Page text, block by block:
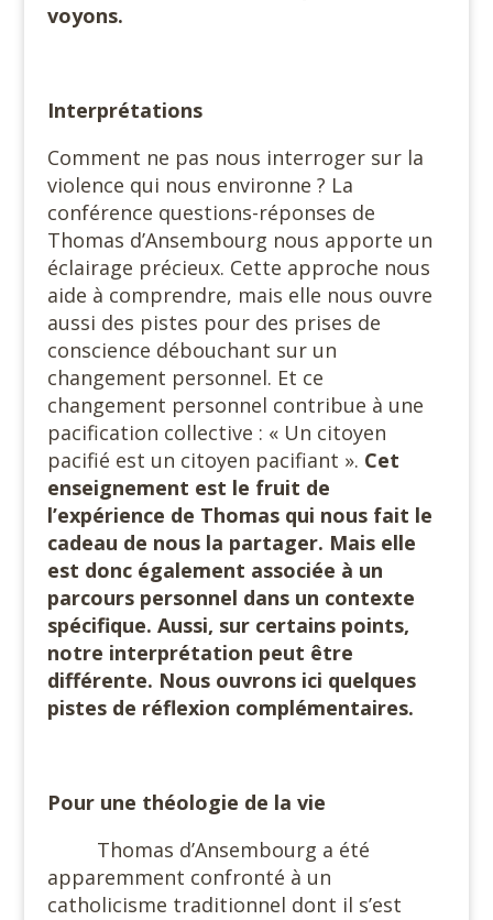
voyons.
Interprétations
Comment ne pas nous interroger sur la
violence qui nous environne ? La
conférence questions-réponses de
Thomas d’Ansembourg nous apporte un
éclairage précieux. Cette approche nous
aide à comprendre, mais elle nous ouvre
aussi des pistes pour des prises de
conscience débouchant sur un
changement personnel. Et ce
changement personnel contribue à une
pacification collective : « Un citoyen
pacifié est un citoyen pacifiant ». Cet
enseignement est le fruit de
l’expérience de Thomas qui nous fait le
cadeau de nous la partager. Mais elle
est donc également associée à un
parcours personnel dans un contexte
spécifique. Aussi, sur certains points,
notre interprétation peut être
différente. Nous ouvrons ici quelques
pistes de réflexion complémentaires.
Pour une théologie de la vie
Thomas d’Ansembourg a été
apparemment confronté à un
catholicisme traditionnel dont il s’est